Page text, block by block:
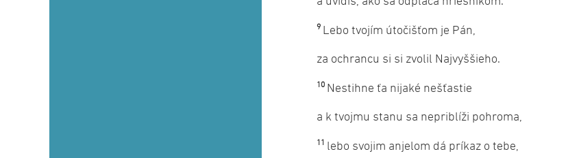
9 Lebo tvojím útočišťom je Pán,
za ochrancu si si zvolil Najvyššieho.
10 Nestihne ťa nijaké nešťastie
a k tvojmu stanu sa nepriblíži pohroma,
11 lebo svojim anjelom dá príkaz o tebe,